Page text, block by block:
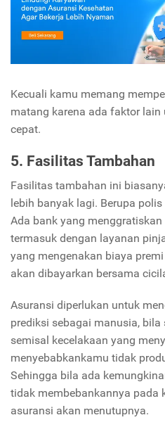
Kecuali kamu memang
matang karena ada faktor
cepat.
5. Fasilitas Tambahan
Fasilitas tambahan ini
lebih banyak lagi. Berupa
Ada bank yang
termasuk dengan layanan
yang mengenakan biaya
akan dibayarkan bersama
Asuransi diperlukan untuk
prediksi sebagai manusia,
semisal kecelakaan yang
menyebabkankamu tidak
Sehingga bila ada
tidak membebankannya pada
asuransi akan menutupnya.